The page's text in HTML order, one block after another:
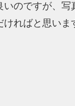
いのですが、
ればと思いま